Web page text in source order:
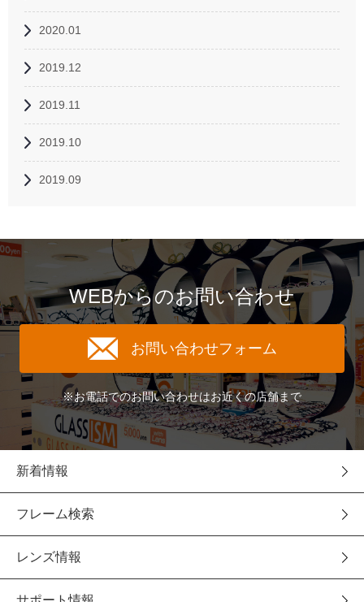
2020.01
2019.12
2019.11
2019.10
2019.09
WEBからのお問い合わせ
お問い合わせフォーム
※お電話でのお問い合わせはお近くの店舗まで
新着情報
フレーム検索
レンズ情報